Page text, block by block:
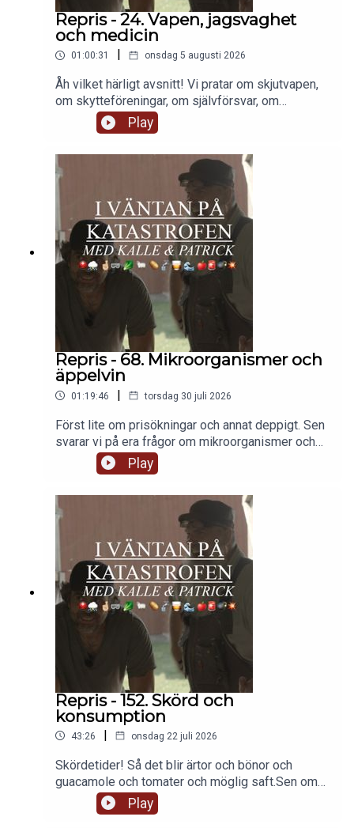
Repris - 24. Vapen, jagsvaghet
och medicin
01:00:31 onsdag 5 augusti 2026
Åh vilket härligt avsnitt! Vi pratar om skjutvapen,
om skytteföreningar, om självförsvar, om
jagsvaghet och sen gör vi ett allvarligt försök att
beta av vad du ska ha i dina medicinprepps. Vi
kommer typ till sårvård. Fortsättning lär följa.
Play
Repris - 68. Mikroorganismer och
äppelvin
01:19:46 | torsdag 30 juli 2026
Först lite om prisökningar och annat deppigt. Sen
svarar vi på era frågor om mikroorganismer och
jordbearbetning, om att odla på jordvärmekabel
och bredvid väg. Om vilken matberedare som är
brandsäkerhet. Och slutligen berättar patrick noga
STEG FÖR STEG hur man gör äppelvin, ja eller
vilket vin som helst egentligen. Tänk vad mycket
vi får lära oss! UNDERBART!
Play
Repris - 152. Skörd och
konsumption
43:26 | onsdag 22 juli 2026
Skördetider! Så det blir ärtor och bönor och
guacamole och tomater och möglig saft.Sen om
lönnsirap som beredskapsgrej och om björksav
som ölingrediens.Ankor! Mot sniglar! Sorter,
Play